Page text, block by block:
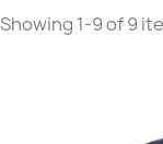
Showing 1-9 of 9